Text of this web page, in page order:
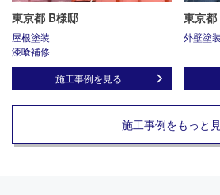
東京都 B様邸
屋根塗装
漆喰補修
施工事例を見る
東京都
外壁塗装
施工事例をもっと